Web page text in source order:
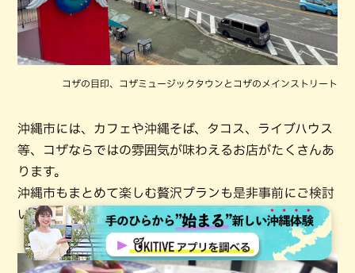
コザの目印、コザミュージックタウンとコザのメインストリート
沖縄市には、カフェや沖縄そば、タコス、ライブハウス
等、コザならではの雰囲気が味わえるお店がたくさんあ
ります。
沖縄市もまとめて楽しむ贅沢プランも是非事前にご検討
いただくとワクワクマックスになりますね。